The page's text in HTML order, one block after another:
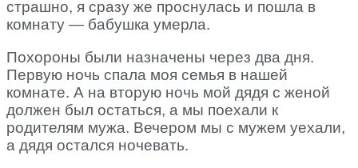
страшно, я сразу же проснулась и пошла в
комнату — бабушка умерла.
Похороны были назначены через два дня.
Первую ночь спала моя семья в нашей
комнате. А на вторую ночь мой дядя с женой
должен был остаться, а мы поехали к
родителям мужа. Вечером мы с мужем уехали,
а дядя остался ночевать.